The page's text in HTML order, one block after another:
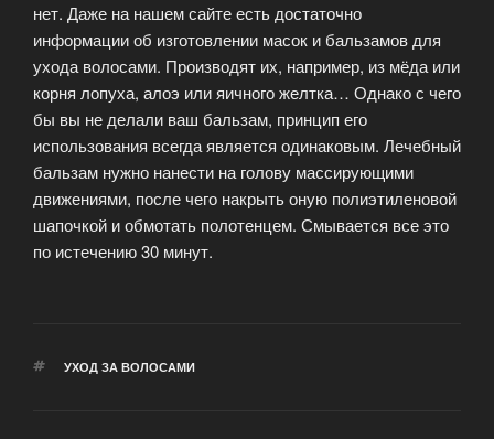
нет. Даже на нашем сайте есть достаточно
информации об изготовлении масок и бальзамов для
ухода волосами. Производят их, например, из мёда или
корня лопуха, алоэ или яичного желтка… Однако с чего
бы вы не делали ваш бальзам, принцип его
использования всегда является одинаковым. Лечебный
бальзам нужно нанести на голову массирующими
движениями, после чего накрыть оную полиэтиленовой
шапочкой и обмотать полотенцем. Смывается все это
по истечению 30 минут.
МЕТКИ
УХОД ЗА ВОЛОСАМИ